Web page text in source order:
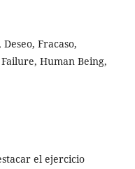
Fracaso,
Human Being,
el ejercicio